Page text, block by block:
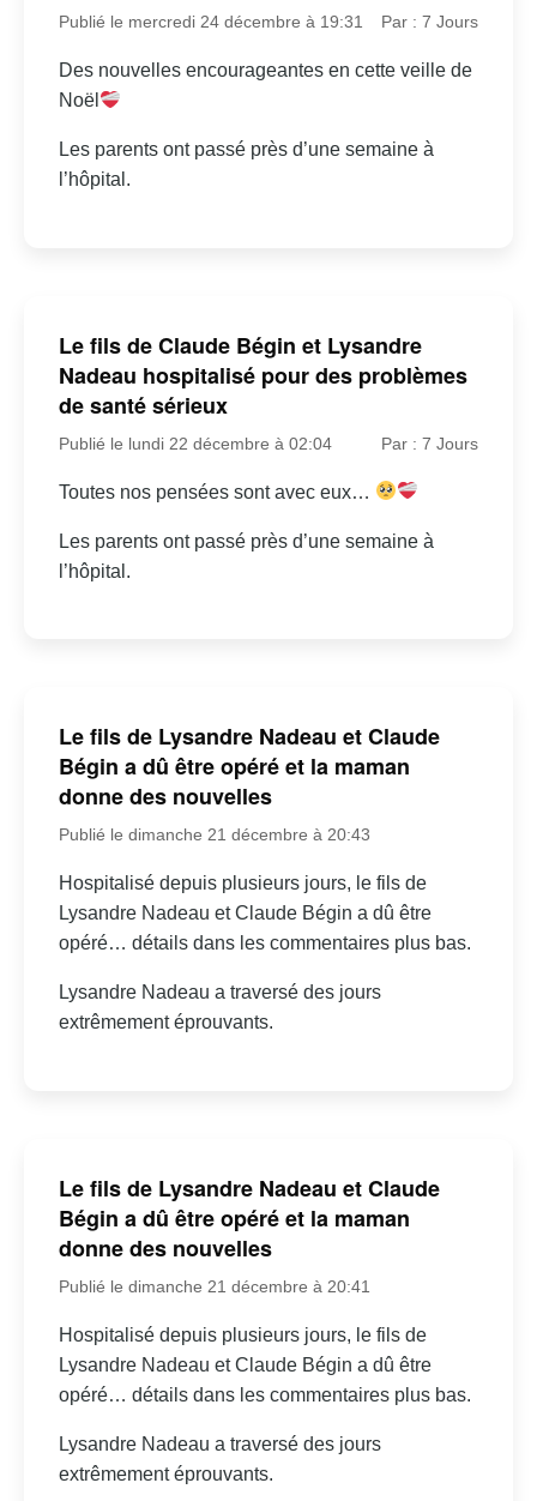
Publié le mercredi 24 décembre à 19:31 Par : 7 Jours
Des nouvelles encourageantes en cette veille de
Noël
Les parents ont passé près d’une semaine à
l’hôpital.
Le fils de Claude Bégin et Lysandre
Nadeau hospitalisé pour des problèmes
de santé sérieux
Publié le lundi 22 décembre à 02:04 Par : 7 Jours
Toutes nos pensées sont avec eux…
Les parents ont passé près d’une semaine à
l’hôpital.
Le fils de Lysandre Nadeau et Claude
Bégin a dû être opéré et la maman
donne des nouvelles
Publié le dimanche 21 décembre à 20:43
Hospitalisé depuis plusieurs jours, le fils de
Lysandre Nadeau et Claude Bégin a dû être
opéré… détails dans les commentaires plus bas.
Lysandre Nadeau a traversé des jours
extrêmement éprouvants.
Le fils de Lysandre Nadeau et Claude
Bégin a dû être opéré et la maman
donne des nouvelles
Publié le dimanche 21 décembre à 20:41
Hospitalisé depuis plusieurs jours, le fils de
Lysandre Nadeau et Claude Bégin a dû être
opéré… détails dans les commentaires plus bas.
Lysandre Nadeau a traversé des jours
extrêmement éprouvants.